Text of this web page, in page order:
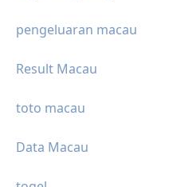
pengeluaran macau
Result Macau
toto macau
Data Macau